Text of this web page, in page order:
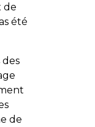
de
été
de